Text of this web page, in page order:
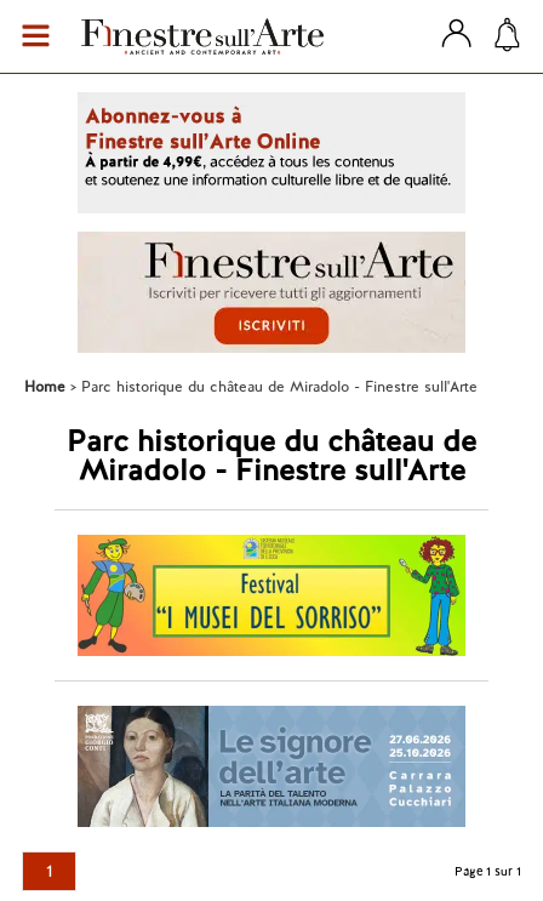
Home Parc historique du château de Miradolo - Finestre sull'Arte
Parc historique du château de
Miradolo - Finestre sull'Arte
1 Page 1 sur 1